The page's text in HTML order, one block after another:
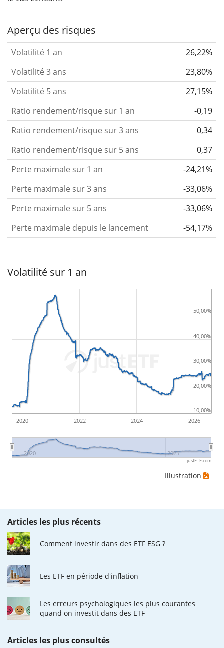
Aperçu des risques
Volatilité 1 an
26,22%
Volatilité 3 ans
23,80%
Volatilité 5 ans
27,15%
Ratio rendement/risque sur 1 an
-0,19
Ratio rendement/risque sur 3 ans
0,34
Ratio rendement/risque sur 5 ans
0,37
Perte maximale sur 1 an
-24,21%
Perte maximale sur 3 ans
-33,06%
Perte maximale sur 5 ans
-33,06%
Perte maximale depuis le lancement
-54,17%
Volatilité sur 1 an
2020 2022 2024 2026
2020 2025
10,00%
20,00%
30,00%
40,00%
50,00%
justETF.com
Illustration
Articles les plus récents
Comment investir dans des ETF ESG ?
Les ETF en période d'inflation
Les erreurs psychologiques les plus courantes
quand on investit dans des ETF
Articles les plus consultés